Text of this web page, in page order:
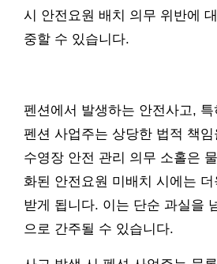
시 안전요원 배치 의무 위반에
중할 수 있습니다.
펜션에서 발생하는 안전사고,
펜션 사업주는 상당한 법적 책
수영장 안전 관리 의무 소홀은
화된 안전요원 미배치 시에는
받게 됩니다. 이는 단순 과실을
으로 간주될 수 있습니다.